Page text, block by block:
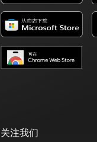
关注我们